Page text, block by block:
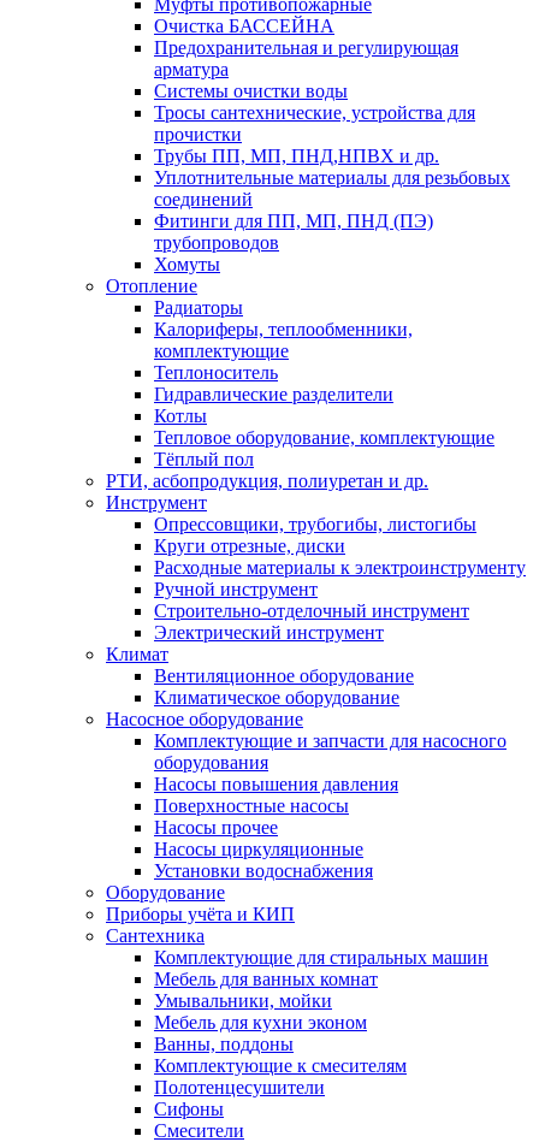
Муфты противопожарные
Очистка БАССЕЙНА
Предохранительная и регулирующая
арматура
Системы очистки воды
Тросы сантехнические, устройства для
прочистки
Трубы ПП, МП, ПНД,НПВХ и др.
Уплотнительные материалы для резьбовых
соединений
Фитинги для ПП, МП, ПНД (ПЭ)
трубопроводов
Хомуты
Отопление
Радиаторы
Калориферы, теплообменники,
комплектующие
Теплоноситель
Гидравлические разделители
Котлы
Тепловое оборудование, комплектующие
Тёплый пол
РТИ, асбопродукция, полиуретан и др.
Инструмент
Опрессовщики, трубогибы, листогибы
Круги отрезные, диски
Расходные материалы к электроинструменту
Ручной инструмент
Строительно-отделочный инструмент
Электрический инструмент
Климат
Вентиляционное оборудование
Климатическое оборудование
Насосное оборудование
Комплектующие и запчасти для насосного
оборудования
Насосы повышения давления
Поверхностные насосы
Насосы прочее
Насосы циркуляционные
Установки водоснабжения
Оборудование
Приборы учёта и КИП
Сантехника
Комплектующие для стиральных машин
Мебель для ванных комнат
Умывальники, мойки
Мебель для кухни эконом
Ванны, поддоны
Комплектующие к смесителям
Полотенцесушители
Сифоны
Смесители